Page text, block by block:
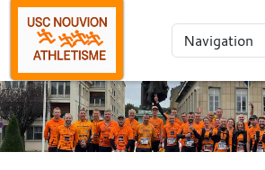
Panneau de gestion des cookies